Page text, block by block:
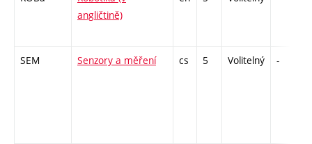
angličtině)
SEM Senzory a měření cs 5 Volitelný -